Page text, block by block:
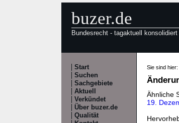
buzer.de
Bundesrecht - tagaktuell
Start
Suchen
Sachgebiete
Aktuell
Verkündet
Über buzer.de
Qualität
Sie sind hier:
Ähnliche
19.